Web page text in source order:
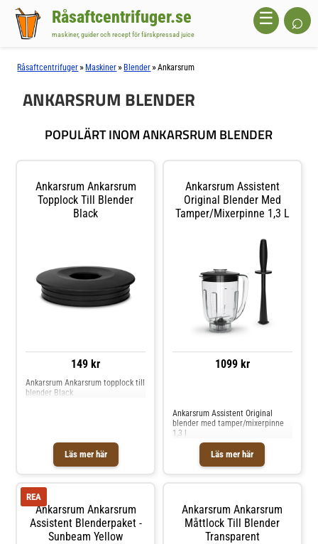
Råsaftcentrifuger.se
maskiner, guider och recept för färskpressad juice
☰ ⌕
Råsaftcentrifuger » Maskiner » Blender »Ankarsrum
ANKARSRUM BLENDER
POPULÄRT INOM ANKARSRUM BLENDER
Ankarsrum Ankarsrum
Topplock Till Blender
Black
149 kr
Läs mer här
Ankarsrum Ankarsrum topplock till
blender Black
Ankarsrum Assistent
Original Blender Med
Tamper/mixerpinne 1,3 L
1099 kr
Läs mer här
Ankarsrum Assistent Original
blender med tamper/mixerpinne
1,3 l
Ankarsrum Ankarsrum
Assistent Blenderpaket -
Sunbeam Yellow
REA
Ankarsrum Ankarsrum
Måttlock Till Blender
Transparent